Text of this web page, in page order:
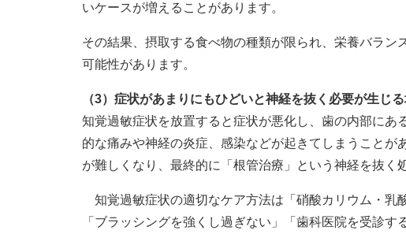
いケースが増えることがあります。
その結果、摂取する食べ物の種類が限られ、栄養バラ
可能性があります。
（3）症状があまりにもひどいと神経を抜く必要が生じ
知覚過敏症状を放置すると症状が悪化し、歯の内部に
的な痛みや神経の炎症、感染などが起きてしまうことが
が難しくなり、最終的に「根管治療」という神経を抜く
知覚過敏症状の適切なケア方法は「硝酸カリウム・乳
「ブラッシングを強くし過ぎない」「歯科医院を受診す